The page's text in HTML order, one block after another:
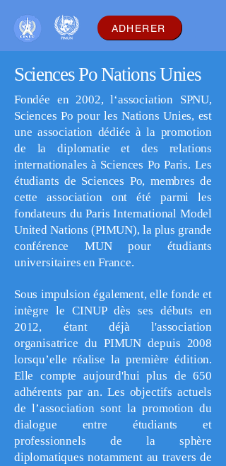
ADHERER
Sciences Po Nations Unies
Fondée en 2002, l‘association SPNU,
Sciences Po pour les Nations Unies, est
une association dédiée à la promotion
de la diplomatie et des relations
internationales à Sciences Po Paris. Les
étudiants de Sciences Po, membres de
cette association ont été parmi les
fondateurs du Paris International Model
United Nations (PIMUN), la plus grande
conférence MUN pour étudiants
universitaires en France.
Sous impulsion également, elle fonde et
intègre le CINUP dès ses débuts en
2012, étant déjà l'association
organisatrice du PIMUN depuis 2008
lorsqu’elle réalise la première édition.
Elle compte aujourd'hui plus de 650
adhérents par an. Les objectifs actuels
de l’association sont la promotion du
dialogue entre étudiants et
professionnels de la sphère
diplomatiques notamment au travers de